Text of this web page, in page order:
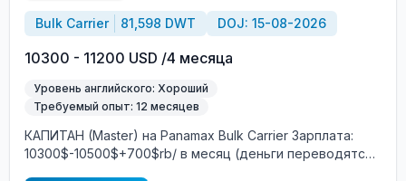
Bulk Carrier 81,598 DWT DOJ: 15-08-2026
10300 - 11200 USD /4 месяца
Уровень английского: Хороший
Требуемый опыт: 12 месяцев
КАПИТАН (Master) на Panamax Bulk Carrier Зарплата:
10300$-10500$+700$rb/ в месяц (деньги переводятся